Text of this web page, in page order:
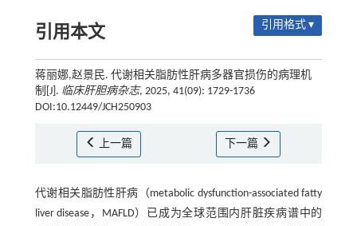
引用本文 引用格式 ▾
蒋丽娜,赵景民. 代谢相关脂肪性肝病多器官损伤的病理机
制[J]. 临床肝胆病杂志, 2025, 41(09): 1729-1736
DOI:10.12449/JCH250903
上一篇 下一篇
代谢相关脂肪性肝病（metabolic dysfunction-associated fatty
liver disease，MAFLD）已成为全球范围内肝脏疾病谱中的